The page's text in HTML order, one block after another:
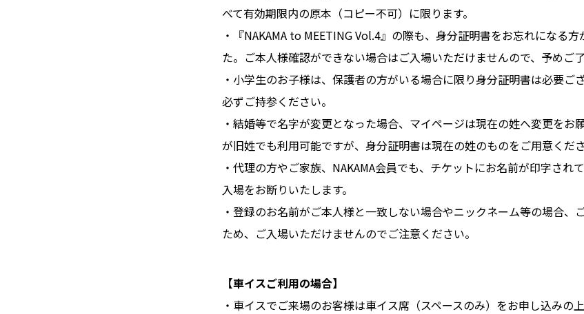
べて有効期限内の原本（コピー不可）に限ります。
・『NAKAMA to MEETING Vol.4』の際も、身分証明書をお忘れになる
た。ご本人様確認ができない場合はご入場いただけませんので、予めご
・小学生のお子様は、保護者の方がいる場合に限り身分証明書は必要ご
必ずご持参ください。
・結婚等で名字が変更となった場合、マイページは現在の姓へ変更をお
が旧姓でも利用可能ですが、身分証明書は現在の姓のものをご用意くださ
・代理の方やご家族、NAKAMA会員でも、チケットにお名前が印字され
入場をお断りいたします。
・登録のお名前がご本人様と一致しない場合やニックネーム等の場合、
ため、ご入場いただけませんのでご注意ください。
【車イスご利用の場合】
・車イスでご来場のお客様は車イス席（スペースのみ）をお申し込みの